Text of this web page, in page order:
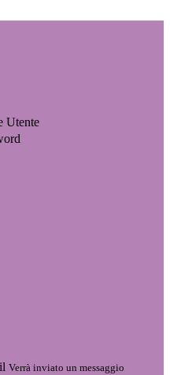
Utente
Verrà inviato un messaggio